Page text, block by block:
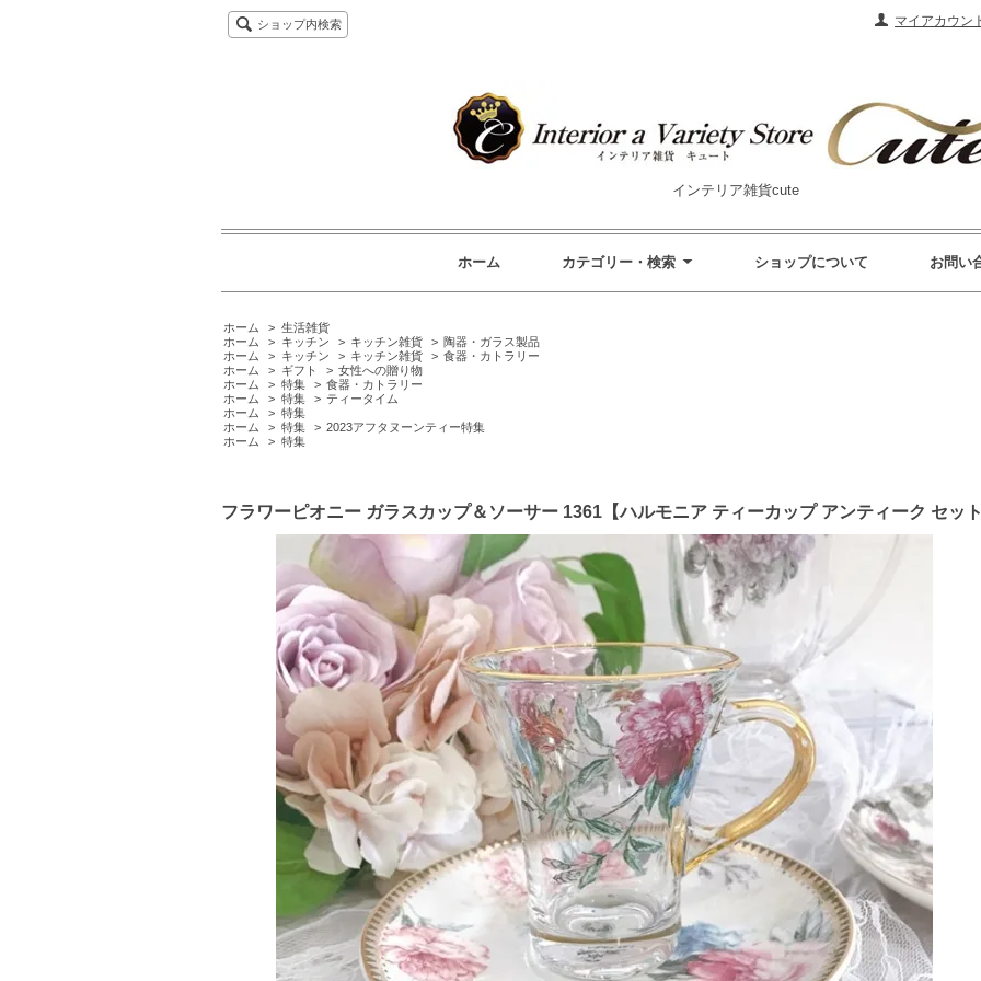
マイアカウン
ショップ内検索
インテリア雑貨cute
ホーム カテゴリー・検索 ショップについて お問い
ホーム > 生活雑貨
ホーム
> キッチン > キッチン雑貨 > 陶器・ガラス製品
ホーム
> キッチン > キッチン雑貨 > 食器・カトラリー
ホーム
> ギフト > 女性への贈り物
ホーム
> 特集 > 食器・カトラリー
ホーム
> 特集 > ティータイム
ホーム
> 特集
ホーム
> 特集 > 2023アフタヌーンティー特集
ホーム
> 特集
フラワーピオニー ガラスカップ＆ソーサー 1361【ハルモニア ティーカップ アンティーク セッ